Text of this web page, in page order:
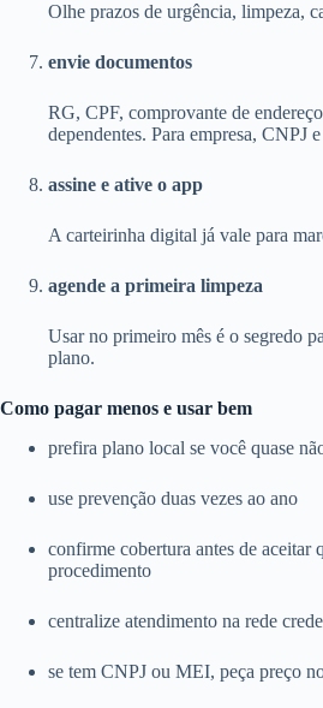
Olhe prazos de urgência, limpeza,
envie documentos
RG, CPF, comprovante de
dependentes. Para empresa, CNPJ
assine e ative o app
A carteirinha digital já vale para
agende a primeira limpeza
Usar no primeiro mês é o segredo
plano.
Como pagar menos e usar bem
prefira plano local se você quase
use prevenção duas vezes ao ano
confirme cobertura antes de aceitar
procedimento
centralize atendimento na rede
se tem CNPJ ou MEI, peça preço